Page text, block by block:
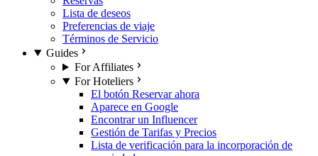
Lista de deseos
Preferencias de viaje
Términos de Servicio
Guides
For Affiliates
For Hoteliers
El botón Reservar ahora
Aparece en Google
Encontrar un Influencer
Gestión de Tarifas y Precios
Lista de verificación para la incorporación de